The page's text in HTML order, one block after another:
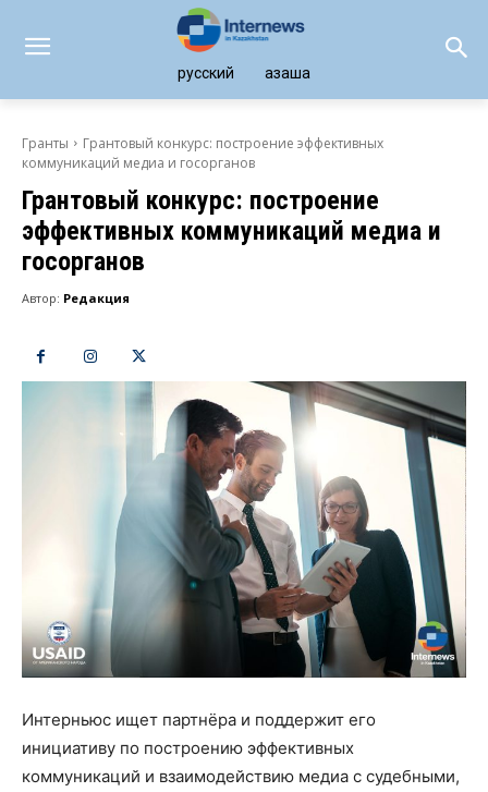
русский қазақша
Гранты
Грантовый конкурс: построение эффективных
коммуникаций медиа и госорганов
Грантовый конкурс: построение
эффективных коммуникаций медиа и
госорганов
Автор: Редакция
Интерньюс ищет партнёра и поддержит его
инициативу по построению эффективных
коммуникаций и взаимодействию медиа с судебными,